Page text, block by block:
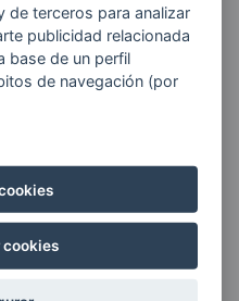
de terceros para analizar
publicidad relacionada
base de un perfil
de navegación (por
cookies